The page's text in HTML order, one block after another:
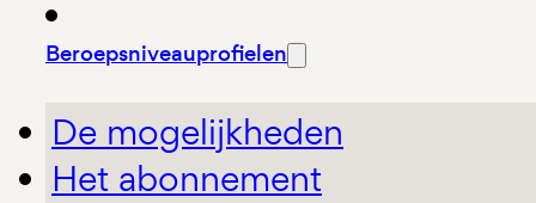
Beroepsniveauprofielen
De mogelijkheden
Het abonnement